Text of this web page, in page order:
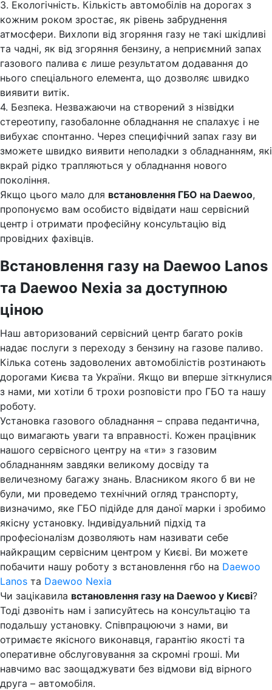
3. Екологічність. Кількість автомобілів на дорогах з
кожним роком зростає, як рівень забруднення
атмосфери. Вихлопи від згоряння газу не такі шкідливі
та чадні, як від згоряння бензину, а неприємний запах
газового палива є лише результатом додавання до
нього спеціального елемента, що дозволяє швидко
виявити витік.
4. Безпека. Незважаючи на створений з нізвідки
стереотипу, газобалонне обладнання не спалахує і не
вибухає спонтанно. Через специфічний запах газу ви
зможете швидко виявити неполадки з обладнанням, які
вкрай рідко трапляються у обладнання нового
покоління.
Якщо цього мало для встановлення ГБО на Daewoo,
пропонуємо вам особисто відвідати наш сервісний
центр і отримати професійну консультацію від
провідних фахівців.
Встановлення газу на Daewoo Lanos
та Daewoo Nexia за доступною
ціною
Наш авторизований сервісний центр багато років
надає послуги з переходу з бензину на газове паливо.
Кілька сотень задоволених автомобілістів розтинають
дорогами Києва та України. Якщо ви вперше зіткнулися
з нами, ми хотіли б трохи розповісти про ГБО та нашу
роботу.
Установка газового обладнання – справа педантична,
що вимагають уваги та вправності. Кожен працівник
нашого сервісного центру на «ти» з газовим
обладнанням завдяки великому досвіду та
величезному багажу знань. Власником якого б ви не
були, ми проведемо технічний огляд транспорту,
визначимо, яке ГБО підійде для даної марки і зробимо
якісну установку. Індивідуальний підхід та
професіоналізм дозволяють нам називати себе
найкращим сервісним центром у Києві. Ви можете
побачити нашу роботу з встановлення гбо на Daewoo
Lanos та Daewoo Nexia
Чи зацікавила встановлення газу на Daewoo у Києві?
Тоді дзвоніть нам і записуйтесь на консультацію та
подальшу установку. Співпрацюючи з нами, ви
отримаєте якісного виконавця, гарантію якості та
оперативне обслуговування за скромні гроші. Ми
навчимо вас заощаджувати без відмови від вірного
друга – автомобіля.